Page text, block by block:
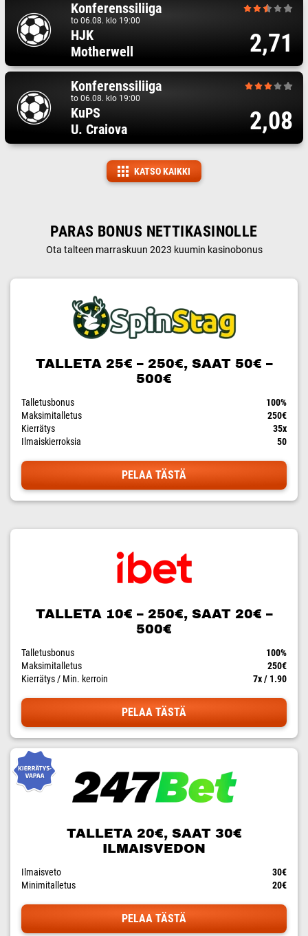
Konferenssiliiga
to 06.08. klo 19:00
HJK
Motherwell
2,71
Konferenssiliiga
to 06.08. klo 19:00
KuPS
U. Craiova
2,08
KATSO KAIKKI
PARAS BONUS NETTIKASINOLLE
Ota talteen marraskuun 2023 kuumin kasinobonus
TALLETA 25€ – 250€, SAAT 50€ –
500€
Talletusbonus
100%
Maksimitalletus
250€
Kierrätys
35x
Ilmaiskierroksia
50
PELAA TÄSTÄ
TALLETA 10€ – 250€, SAAT 20€ –
500€
Talletusbonus
100%
Maksimitalletus
250€
Kierrätys / Min. kerroin
7x / 1.90
PELAA TÄSTÄ
TALLETA 20€, SAAT 30€
ILMAISVEDON
Ilmaisveto
30€
Minimitalletus
20€
PELAA TÄSTÄ